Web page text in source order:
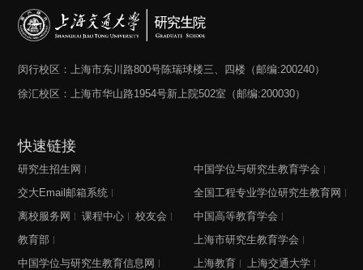
闵行校区：上海市东川路800号陈瑞球楼三、四楼（邮编:200240）
徐汇校区：上海市华山路1954号新上院502室（邮编:200030）
快速链接
研究生招生网
交大Email邮箱系统
离校服务网
课程中心
校友会
教育部
中国学位与研究生教育信息网
中国学位与研究生教育学会
全国工程专业学位研究生教育网
中国高等教育学会
上海市研究生教育学会
上海教育
上海交通大学